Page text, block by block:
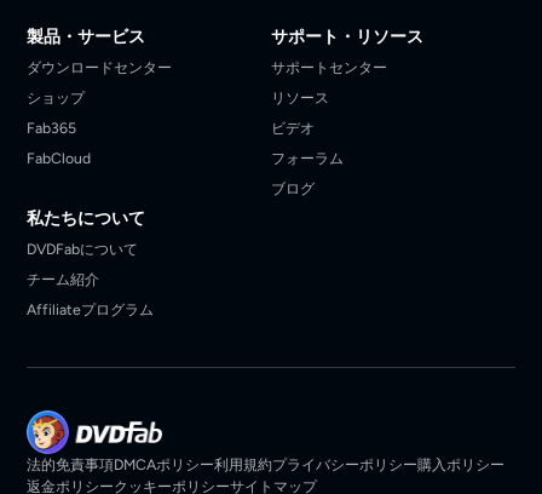
製品・サービス
ダウンロードセンター
ショップ
Fab365
FabCloud
サポート・リソース
サポートセンター
リソース
ビデオ
フォーラム
ブログ
私たちについて
DVDFabについて
チーム紹介
Affiliateプログラム
法的免責事項DMCAポリシー利用規約プライバシーポリシー購入ポリシー
返金ポリシークッキーポリシーサイトマップ